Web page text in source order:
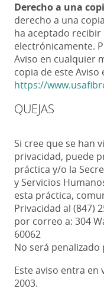
Derecho a una
derecho a una
ha aceptado recibir
electrónicamente.
Aviso en cualquier
copia de este
https://
QUEJAS
Si cree que se han
privacidad, puede
práctica y/o la
y Servicios
esta práctica,
Privacidad al (847)
por correo a: 304
60062
No será
Este aviso entra
2003.